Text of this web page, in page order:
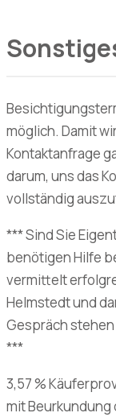
möglich. Damit
Kontaktanfrage
darum, uns das
vollständig
*** Sind Sie
benötigen Hilfe
vermittelt
Helmstedt und
Gespräch
***
3,57 %
mit